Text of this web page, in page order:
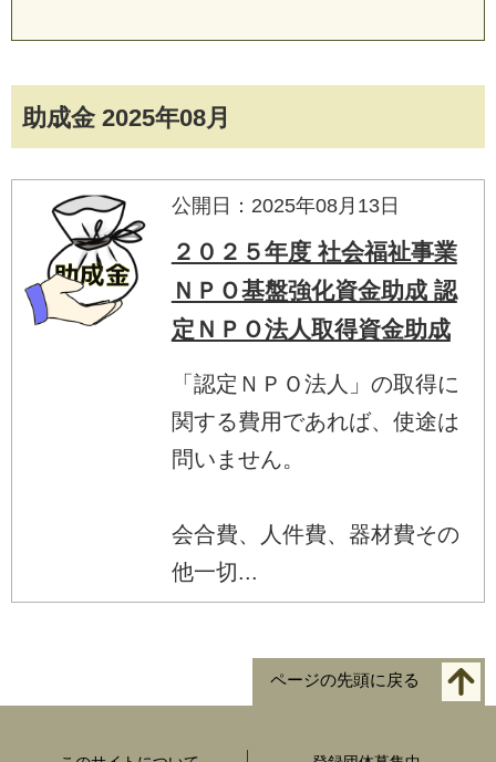
助成金 2025年08月
公開日：2025年08月13日
２０２５年度 社会福祉事業
ＮＰＯ基盤強化資金助成 認
定ＮＰＯ法人取得資金助成
「認定ＮＰＯ法人」の取得に
関する費用であれば、使途は
問いません。
会合費、人件費、器材費その
他一切...
ページの先頭に戻る